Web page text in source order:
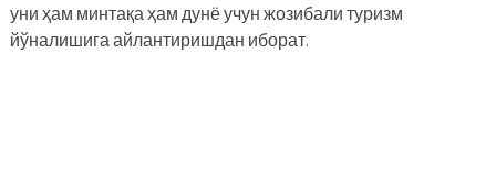
уни ҳам минтақа ҳам дунё учун жозибали туризм
йўналишига айлантиришдан иборат.